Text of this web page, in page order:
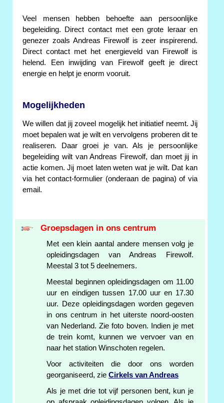
Veel mensen hebben behoefte aan persoonlijke
begeleiding. Direct contact met een grote leraar en
genezer zoals Andreas Firewolf is zeer inspirerend.
Direct contact met het energieveld van Firewolf is
helend. Een inwijding van Firewolf geeft je direct
energie en helpt je enorm vooruit.
Mogelijkheden
We willen dat jij zoveel mogelijk het initiatief neemt. Jij
moet bepalen wat je wilt en vervolgens proberen dit te
realiseren. Daar groei je van. Als je persoonlijke
begeleiding wilt van Andreas Firewolf, dan moet jij in
actie komen. Jij moet laten weten wat je wilt. Dat kan
via het contact-formulier (onderaan de pagina) of via
email.
Groepsdagen in ons centrum
Met een klein aantal andere mensen volg je
opleidingsdagen van Andreas Firewolf.
Meestal 3 tot 5 deelnemers.
Meestal beginnen opleidingsdagen om 11.00
uur en eindigen tussen 17.00 uur en 17.30
uur. Deze opleidingsdagen worden gegeven
in ons centrum in het uiterste noord-oosten
van Nederland. Zie foto boven. Indien je met
de trein komt, kunnen we vervoer van en
naar het station Winschoten regelen.
Voor activiteiten die door ons worden
georganiseerd, zie Cirkels van Andreas
Als je met drie tot vijf personen bent, kun je